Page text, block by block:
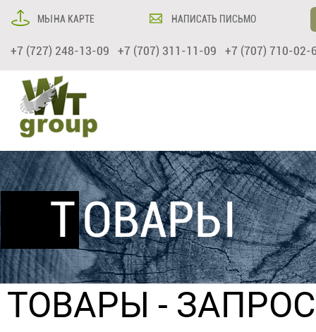
МЫ НА КАРТЕ НАПИСАТЬ ПИСЬМО
+7 (727) 248-13-09 +7 (707) 311-11-09 +7 (707) 710-02-
ТОВАРЫ
ТОВАРЫ -